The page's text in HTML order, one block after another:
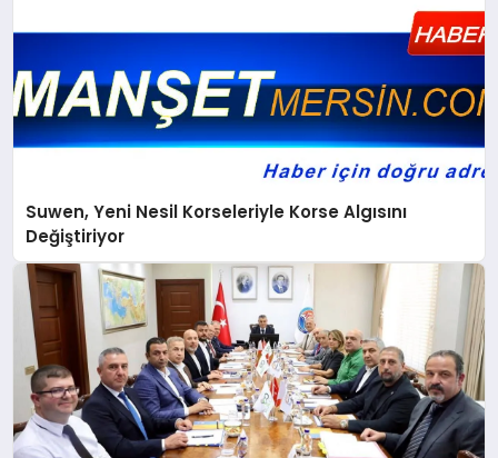
Suwen, Yeni Nesil Korseleriyle Korse Algısını
Değiştiriyor